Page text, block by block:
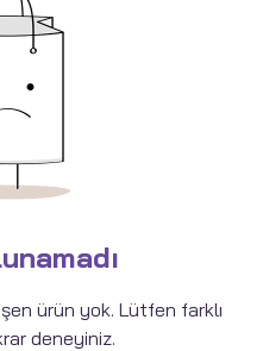
ürün yok. Lütfen farklı
deneyiniz.